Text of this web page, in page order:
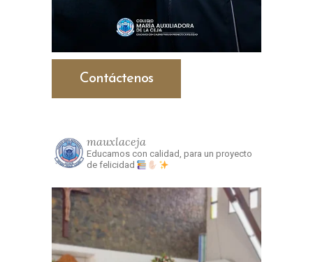
Contáctenos
mauxlaceja
Educamos con calidad, para un proyecto
de felicidad